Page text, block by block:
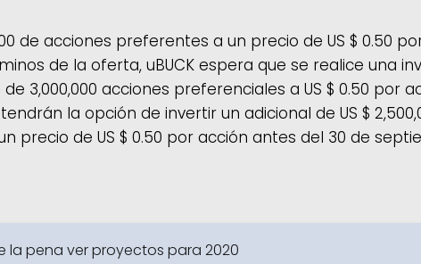
de acciones preferentes a un precio de US $ 0.50
de la oferta, uBUCK espera que se realice una
3,000,000 acciones preferenciales a US $ 0.50 por
la opción de invertir un adicional de US $
precio de US $ 0.50 por acción antes del 30 de
la pena ver proyectos para 2020